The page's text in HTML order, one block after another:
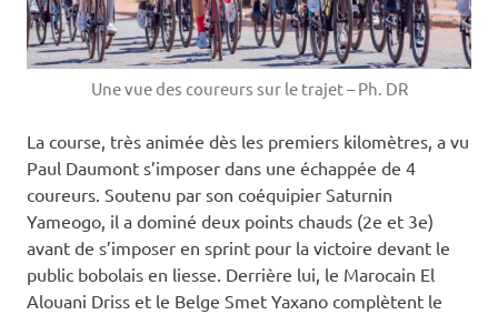
Une vue des coureurs sur le trajet – Ph. DR
La course, très animée dès les premiers kilomètres, a vu
Paul Daumont s’imposer dans une échappée de 4
coureurs. Soutenu par son coéquipier Saturnin
Yameogo, il a dominé deux points chauds (2e et 3e)
avant de s’imposer en sprint pour la victoire devant le
public bobolais en liesse. Derrière lui, le Marocain El
Alouani Driss et le Belge Smet Yaxano complètent le